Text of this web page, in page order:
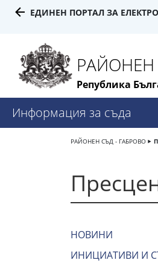
ЕДИНЕН ПОРТАЛ ЗА
РАЙОНЕН
Република
Информация за съда
РАЙОНЕН СЪД - ГАБРОВО
НОВИНИ
ИНИЦИАТИВИ И